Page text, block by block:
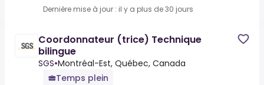
Dernière mise à jour : il y a plus de 30 jours
Coordonnateur (trice) Technique
bilingue
SGS•Montréal-Est, Québec, Canada
Temps plein